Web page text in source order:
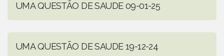
UMA QUESTÃO DE SAUDE 09-01-25
UMA QUESTÃO DE SAUDE 19-12-24